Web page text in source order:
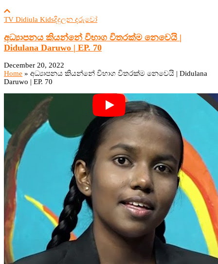
TV Didiula Kidsදිදුලන දරුවෝ
අධ්‍යාපනය කියන්නේ විභාග විතරක්ම නෙවෙයි |
Didulana Daruwo | EP. 70
December 20, 2022
Home » අධ්‍යාපනය කියන්නේ විභාග විතරක්ම නෙවෙයි | Didulana
Daruwo | EP. 70